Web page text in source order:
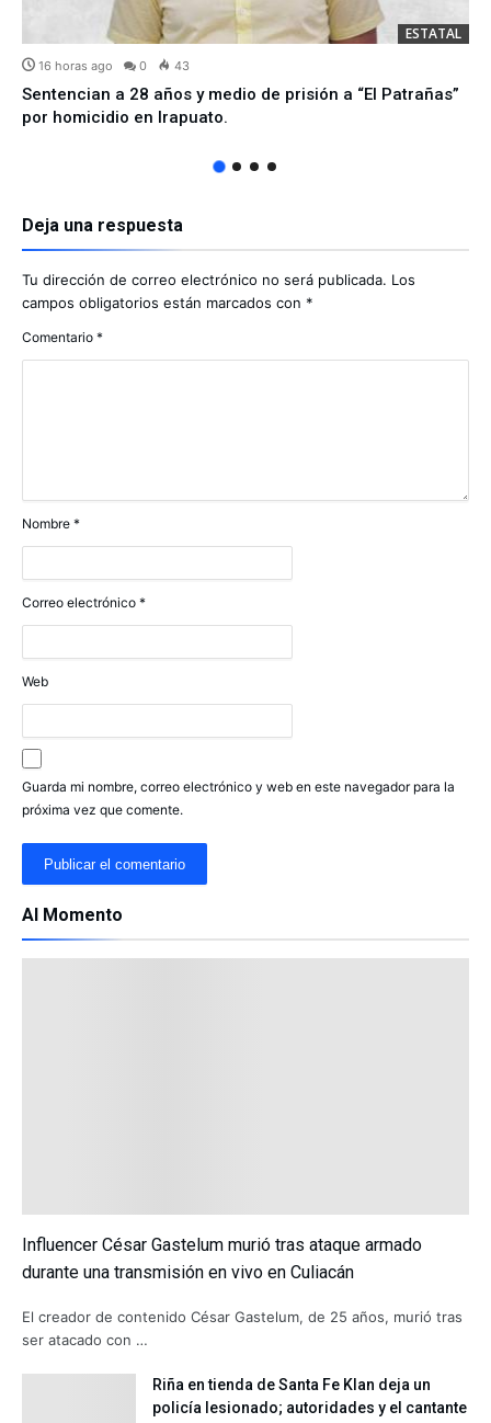
ESTATAL
16 horas ago 0 43
Sentencian a 28 años y medio de prisión a “El Patrañas”
por homicidio en Irapuato.
Deja una respuesta
Tu dirección de correo electrónico no será publicada. Los
campos obligatorios están marcados con *
Comentario *
Nombre *
Correo electrónico *
Web
Guarda mi nombre, correo electrónico y web en este navegador para la
próxima vez que comente.
Al Momento
Influencer César Gastelum murió tras ataque armado
durante una transmisión en vivo en Culiacán
El creador de contenido César Gastelum, de 25 años, murió tras
ser atacado con …
Riña en tienda de Santa Fe Klan deja un
policía lesionado; autoridades y el cantante